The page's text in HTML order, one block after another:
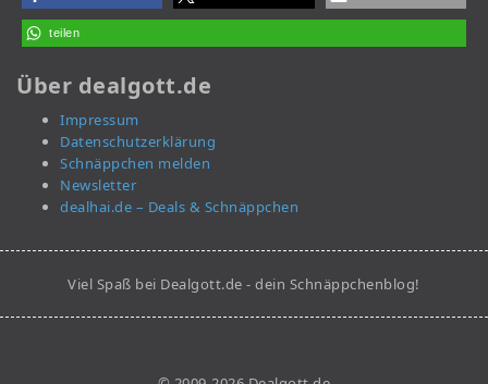
teilen
Über dealgott.de
Impressum
Datenschutzerklärung
Schnäppchen melden
Newsletter
dealhai.de – Deals & Schnäppchen
Viel Spaß bei Dealgott.de - dein Schnäppchenblog!